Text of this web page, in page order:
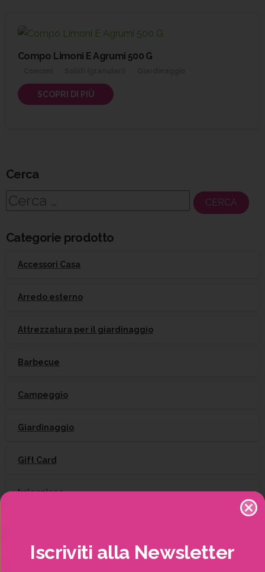
Compo Limoni E Agrumi 500 G
SCOPRI DI PIÙ
Cerca
Ricerca
Categorie prodotto
Accessori Casa
Arredo esterno
Attrezzatura per il giardinaggio
Barbecue
Campeggio
Giardinaggio
Gift Card
Irrigazione
Piante
Iscriviti alla Newsletter